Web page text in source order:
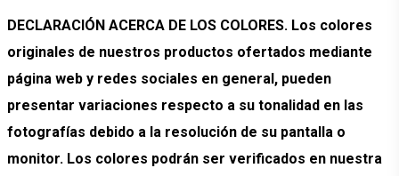
DECLARACIÓN ACERCA DE LOS COLORES. Los colores
originales de nuestros productos ofertados mediante
página web y redes sociales en general, pueden
presentar variaciones respecto a su tonalidad en las
fotografías debido a la resolución de su pantalla o
monitor. Los colores podrán ser verificados en nuestra